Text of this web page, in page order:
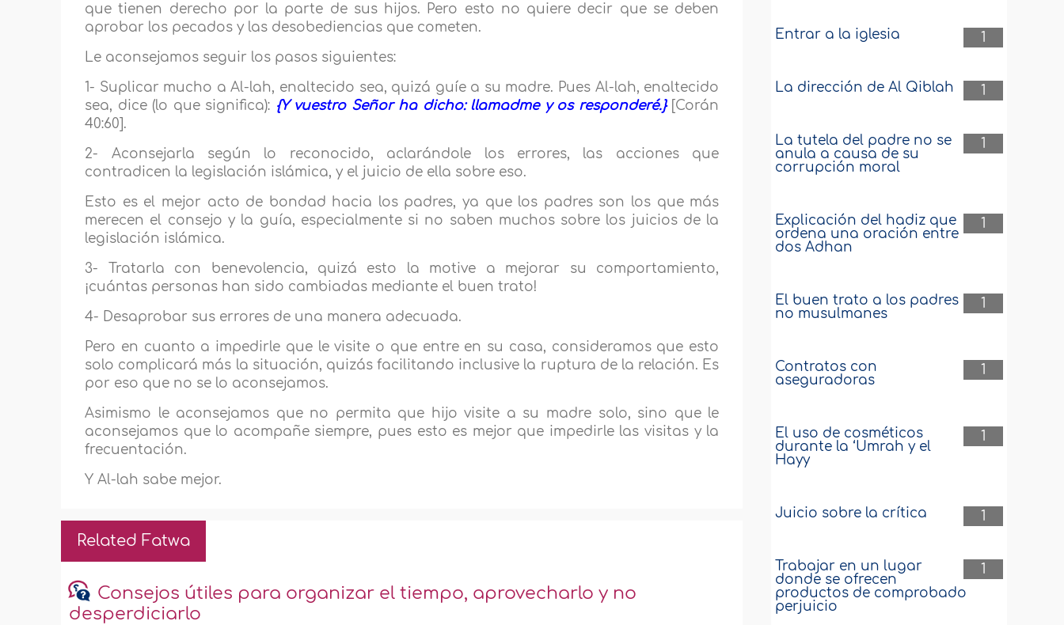
que tienen derecho por la parte de sus hijos. Pero esto no quiere decir que se deben
aprobar los pecados y las desobediencias que cometen.
Le aconsejamos seguir los pasos siguientes:
1- Suplicar mucho a Al-lah, enaltecido sea, quizá guíe a su madre. Pues Al-lah, enaltecido
sea, dice (lo que significa): {Y vuestro Señor ha dicho: llamadme y os responderé.}
[Corán
40:60].
2- Aconsejarla según lo reconocido, aclarándole los errores, las acciones que
contradicen la legislación islámica, y el juicio de ella sobre eso.
Esto es el mejor acto de bondad hacia los padres, ya que los padres son los que más
merecen el consejo y la guía, especialmente si no saben muchos sobre los juicios de la
legislación islámica.
3- Tratarla con benevolencia, quizá esto la motive a mejorar su comportamiento,
¡cuántas personas han sido cambiadas mediante el buen trato!
4- Desaprobar sus errores de una manera adecuada.
Pero en cuanto a impedirle que le visite o que entre en su casa, consideramos que esto
solo complicará más la situación, quizás facilitando inclusive la ruptura de la relación. Es
por eso que no se lo aconsejamos.
Asimismo le aconsejamos que no permita que hijo visite a su madre solo, sino que le
aconsejamos que lo acompañe siempre, pues esto es mejor que impedirle las visitas y la
frecuentación.
Y Al-lah sabe mejor.
Related Fatwa
Consejos útiles para organizar el tiempo, aprovecharlo y no
desperdiciarlo
1
Entrar a la iglesia
1
La dirección de Al Qiblah
1
La tutela del padre no se
anula a causa de su
corrupción moral
1
Explicación del hadiz que
ordena una oración entre
dos Adhan
1
El buen trato a los padres
no musulmanes
1
Contratos con
aseguradoras
1
El uso de cosméticos
durante la ‘Umrah y el
Hayy
1
Juicio sobre la crítica
1
Trabajar en un lugar
donde se ofrecen
productos de comprobado
perjuicio